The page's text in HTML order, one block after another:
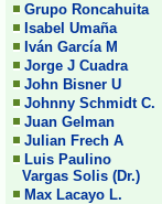
Grupo Roncahuita
Isabel Umaña
Iván García M
Jorge J Cuadra
John Bisner U
Johnny Schmidt C.
Juan Gelman
Julian Frech A
Luis Paulino
Vargas Solis (Dr.)
Max Lacayo L.